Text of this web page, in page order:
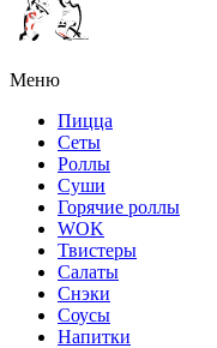
Меню
Пицца
Сеты
Роллы
Суши
Горячие роллы
WOK
Твистеры
Салаты
Снэки
Соусы
Напитки